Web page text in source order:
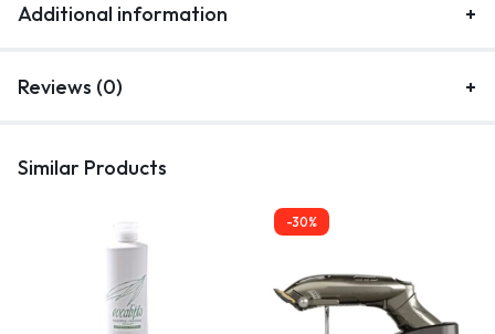
Additional information
Reviews (0)
Similar Products
-30%